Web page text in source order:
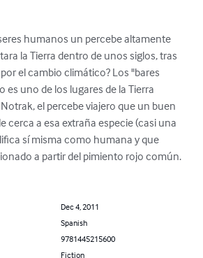
humanos un percebe altamente
la Tierra dentro de unos siglos, tras
el cambio climático? Los "bares
es uno de los lugares de la Tierra
el percebe viajero que un buen
cerca a esa extraña especie (casi una
sí misma como humana y que
a partir del pimiento rojo común.
Dec 4, 2011
Spanish
9781445215600
Fiction